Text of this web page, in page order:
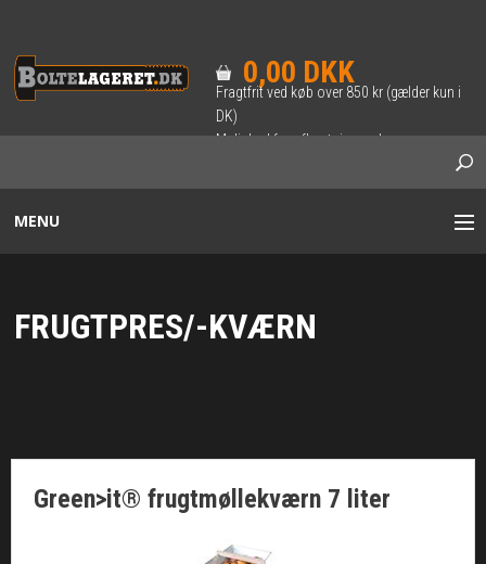
0,00 DKK
Fragtfrit ved køb over 850 kr (gælder kun i
DK)
Mulighed for afhentning ved
MENU
FRUGTPRES/-KVÆRN
Green>it® frugtmøllekværn 7 liter